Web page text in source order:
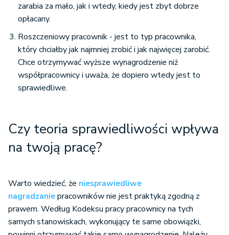
zarabia za mało, jak i wtedy, kiedy jest zbyt dobrze
opłacany.
Roszczeniowy pracownik - jest to typ pracownika,
który chciałby jak najmniej zrobić i jak najwięcej zarobić.
Chce otrzymywać wyższe wynagrodzenie niż
współpracownicy i uważa, że dopiero wtedy jest to
sprawiedliwe.
Czy teoria sprawiedliwości wpływa
na twoją pracę?
Warto wiedzieć, że niesprawiedliwe
nagradzaniepracowników nie jest praktyką zgodną z
prawem. Według Kodeksu pracy pracownicy na tych
samych stanowiskach, wykonujący te same obowiązki,